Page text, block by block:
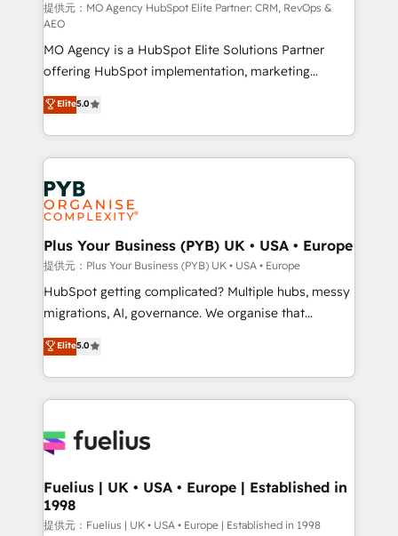
and implementation. - Pre-built and custom
integrations across your full tech stack. - Custom
object setup, CMS builds, and full-funnel automation.
- Dashboards, lifecycle campaigns, and lead
nurturing sequences. - Cross-hub setup across
Marketing, Sales, Operations, and Service Hubs. -
Ongoing optimization, managed support, and
scalable retainers. Let’s make HubSpot your most
powerful growth engine. Built to convert, scale, and
drive results.
提供元：MO Agency HubSpot Elite Partner: CRM, RevOps &
AEO
MO Agency is a HubSpot Elite Solutions Partner
offering HubSpot implementation, marketing
automation, CRM and RevOps consulting, data
architecture, sales enablement, lifecycle automation,
lead scoring and revenue reporting. HubSpot,
Salesforce and integrated enterprise stacks. Digital
Marketing, Answer Engine Optimisation, and
Generative Engine Optimisation (AI Search),
HubSpot Content Hub, WordPress development,
B2B SEO, paid media, and content. We work with
enterprise and growth-led companies across
technology, professional services, financial services
and industrial sectors. Offices in Johannesburg, Cape
implementations delivered. AI visibility coverage
across ChatGPT, Claude, Perplexity, Gemini and
Innovation HubSpot Impact Award - Platform
Migration Excellence HubSpot Impact Award -
professionals.
Elite5.0
Plus Your Business (PYB) UK • USA • Europe
提供元：Plus Your Business (PYB) UK • USA • Europe
HubSpot getting complicated? Multiple hubs, messy
migrations, AI, governance. We organise that
complexity, so your team can put HubSpot to work...
Welcome to our Profile! We help with: • CRM
implementation, reports, workflows, and team
training • CRM migration from Salesforce, Pipedrive,
custom API integrations with ERP (and other
operations A little about us: • Boutique 'Elite' team of
12 • 150+ clients across Sales Hub, Marketing Hub,
Service Hub, Data Hub and CMS • ISO/IEC
Elite5.0
Fuelius | UK • USA • Europe | Established in
1998
提供元：Fuelius | UK • USA • Europe | Established in 1998